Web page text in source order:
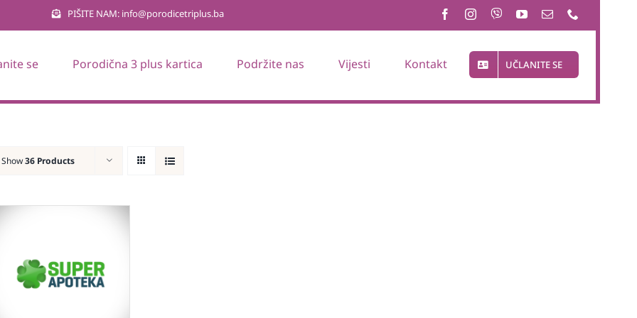
PIŠITE NAM: info@porodicetriplus.ba
se Porodična 3 plus kartica Podržite nas Vijesti Kontakt UČLANITE SE
Show36 Products